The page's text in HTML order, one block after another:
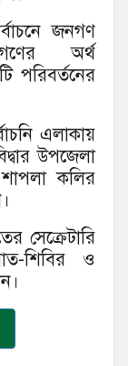
জনগণ
অর্থ
পরিবর্তনের
এলাকায়
উপজেলা
কলির
সেক্রেটারি
শিবির ও